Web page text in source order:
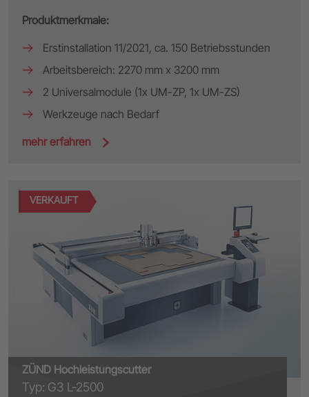
Produktmerkmale:
Erstinstallation 11/2021, ca. 150 Betriebsstunden
Arbeitsbereich: 2270 mm x 3200 mm
2 Universalmodule (1x UM-ZP, 1x UM-ZS)
Werkzeuge nach Bedarf
mehr erfahren
VERKAUFT
ZÜND Hochleistungscutter
Typ: G3 L-2500